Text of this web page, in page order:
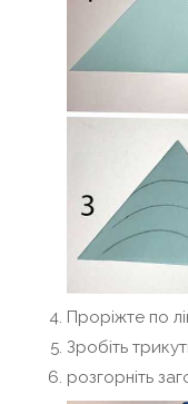
Проріжте по
Зробіть
розгорніть